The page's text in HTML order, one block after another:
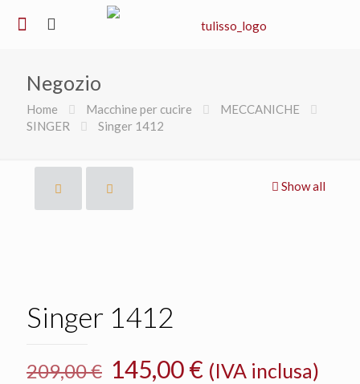
Negozio
Home Macchine per cucire
MECCANICHE
SINGER
Singer 1412
Show all
Singer 1412
209,00€ Il
145,00€Il(IVA inclusa)